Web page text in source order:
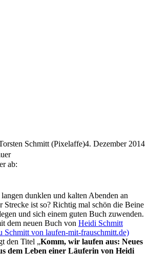
Schmitt (Pixelaffe)4. Dezember 2014
ab:
dunklen und kalten Abenden an
Strecke ist so? Richtig mal schön die Beine
und sich einem guten Buch zuwenden.
dem neuen Buch von Heidi Schmitt
Schmitt von laufen-mit-frauschmitt.de)
den Titel „Komm, wir laufen aus: Neues
dem Leben einer Läuferin von Heidi